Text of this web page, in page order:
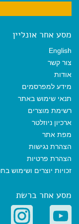
מסע אחר אונליין
English
צור קשר
אודות
מידע למפרסמים
תנאי שימוש באתר
רשימת מוצרים
ארכיון ניוזלטר
מפת אתר
הצהרת נגישות
הצהרת פרטיות
זכויות יוצרים ושימוש
מסע אחר ברשת